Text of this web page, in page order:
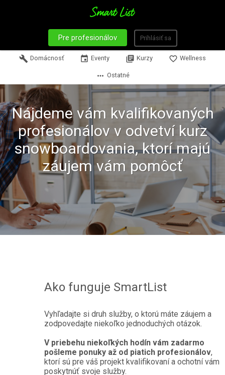
Pre profesionálov Prihlásiť sa
build Domácnosť event Eventy library_books Kurzy favorite_border Wellness
more_horiz Ostatné
Nájdeme vám kvalifikovaných
profesionálov v odvetví kurz
snowboardovania, ktorí majú
záujem vám pomôcť
Ako funguje SmartList
Vyhľadajte si druh služby, o ktorú máte záujem a
zodpovedajte niekoľko jednoduchých otázok.
V priebehu niekoľkých hodín vám zadarmo
pošleme ponuky až od piatich profesionálov,
ktorí sú pre váš projekt kvalifikovaní a ochotní vám
poskytnúť svoje služby.